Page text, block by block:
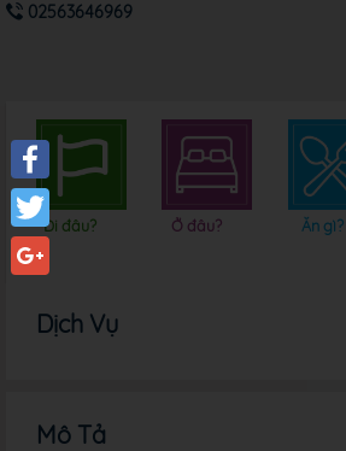
Facebook
Twitter
02563646969
Đi đâu? Ở đâu? Ăn gì?
Dịch Vụ
Mô Tả